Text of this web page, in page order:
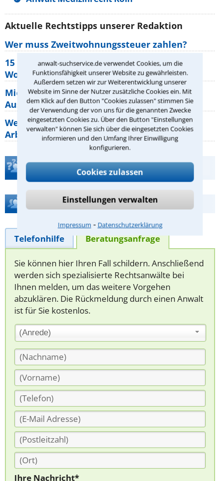
anwalt-suchservice.de verwendet Cookies, um die
Funktionsfähigkeit unserer Website zu gewährleisten.
Außerdem setzen wir zur Weiterentwicklung unserer
Website im Sinne der Nutzer zusätzliche Cookies ein. Mit
dem Klick auf den Button "Cookies zulassen" stimmen Sie
der Verwendung der von uns für die genannten Zwecke
eingesetzten Cookies zu. Über den Button "Einstellungen
verwalten" können Sie sich über die eingesetzten Cookies
informieren und den Umfang Ihrer Einwilligung
konfigurieren.
Cookies zulassen
Einstellungen verwalten
Impressum ⁃ Datenschutzerklärung
Aktuelle Rechtstipps unserer Redaktion
Wer muss Zweitwohnungssteuer zahlen?
15 elementare Rechte, die jeder
Wohnungseigentümer kennen sollte
Mietpreisbremse 2026: Alle Regeln,
Ausnahmen und Rechte für Mieter
Welche Regeln für Teilnahme, Urlaub,
Arbeitszeit gelten beim
Teste Dein Rechtswissen
Hilfe bei Ihrer Anwaltsuche?
Telefonhilfe Beratungsanfrage
Sie können hier Ihren Fall schildern. Anschließend
werden sich spezialisierte Rechtsanwälte bei
Ihnen melden, um das weitere Vorgehen
abzuklären. Die Rückmeldung durch einen Anwalt
ist für Sie kostenlos.
(Anrede)
Ihre Nachricht*